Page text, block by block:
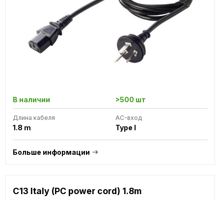
В наличии >500 шт
Длина кабеля
1.8 m
AC-вход
Type I
Больше информации
C13 Italy (PC power cord) 1.8m